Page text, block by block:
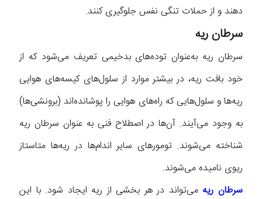
دهند و از حملات تنگی نفس جلوگیری کنند.
سرطان ریه
سرطان ریه به‌عنوان توده‌های بدخیمی تعریف می‌شود که از
خود بافت ریه، در بیشتر موارد از سلول‌های کیسه‌های هوایی
ریه‌ها و سلول‌هایی که راه‌های هوایی را پوشانده‌اند (برونشی‌ها)
به وجود می‌آیند. آن‌ها در اصطلاح فنی به عنوان سرطان ریه
شناخته می‌شوند. تومور‌های سایر اندام‌ها در ریه‌ها متاستاز
ریوی نامیده می‌شوند.
سرطان ریه می‌تواند در هر بخشی از ریه ایجاد شود. با این